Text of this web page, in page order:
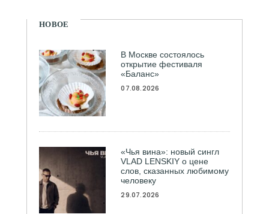
НОВОЕ
В Москве состоялось
открытие фестиваля
«Баланс»
07.08.2026
«Чья вина»: новый сингл
VLAD LENSKIY о цене
слов, сказанных любимому
человеку
29.07.2026